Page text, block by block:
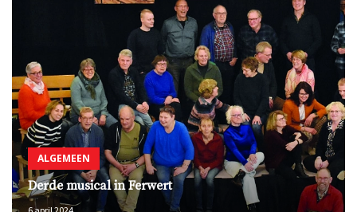
ALGEMEEN
Derde musical in Ferwert